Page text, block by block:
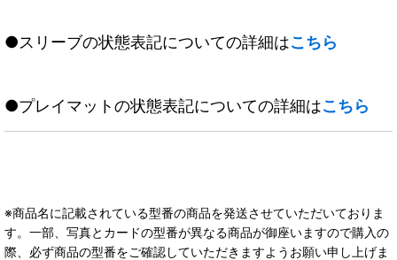
●スリーブの状態表記についての詳細はこちら
●プレイマットの状態表記についての詳細はこちら
※商品名に記載されている型番の商品を発送させていただいておりま
す。一部、写真とカードの型番が異なる商品が御座いますので購入の
際、必ず商品の型番をご確認していただきますようお願い申し上げま